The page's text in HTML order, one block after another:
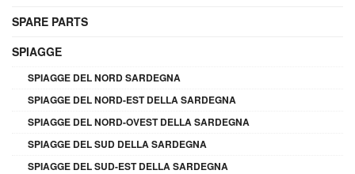
SPARE PARTS
SPIAGGE
SPIAGGE DEL NORD SARDEGNA
SPIAGGE DEL NORD-EST DELLA SARDEGNA
SPIAGGE DEL NORD-OVEST DELLA SARDEGNA
SPIAGGE DEL SUD DELLA SARDEGNA
SPIAGGE DEL SUD-EST DELLA SARDEGNA